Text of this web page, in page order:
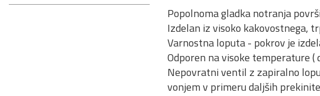
Popolnoma gladka notranja
Izdelan iz visoko kakovostnega,
Varnostna loputa - pokrov je
Odporen na visoke temperature (
Nepovratni ventil z zapiralno
vonjem v primeru daljših